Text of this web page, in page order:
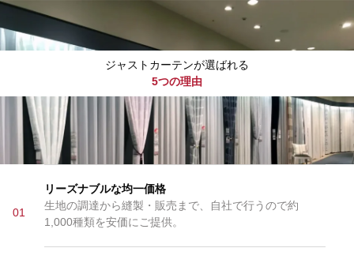
ジャストカーテンが選ばれる
5つの理由
01
リーズナブルな均一価格
生地の調達から縫製・販売まで、自社で行うので約
1,000種類を安価にご提供。